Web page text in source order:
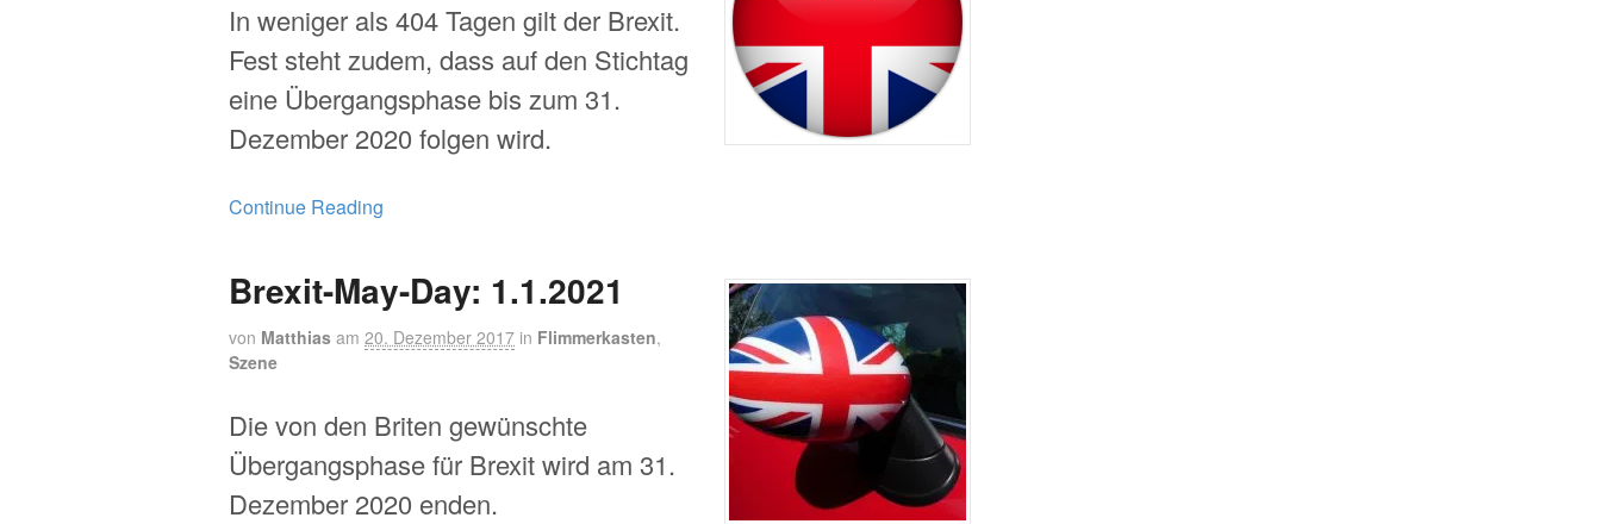
In weniger als 404 Tagen gilt der Brexit.
Fest steht zudem, dass auf den Stichtag
eine Übergangsphase bis zum 31.
Dezember 2020 folgen wird.
Continue Reading
Brexit-May-Day: 1.1.2021
von Matthias am 20. Dezember 2017 in Flimmerkasten,
Szene
Die von den Briten gewünschte
Übergangsphase für Brexit wird am 31.
Dezember 2020 enden.